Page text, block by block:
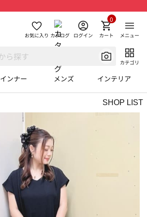
お気に入り カタログ ログイン カート
0
メニュー
カテゴリ
インナー メンズ インテリア
SHOP LIST